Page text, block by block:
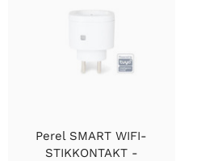
Perel SMART WIFI-
STIKKONTAKT -